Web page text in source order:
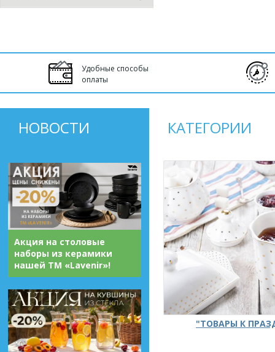
Удобные способы
оплаты
НОВОСТИ
Акция на столовые
наборы из керамики
нашей ТМ «Lavenir»!
КАТЕГОРИИ
"ТОВАРЫ К